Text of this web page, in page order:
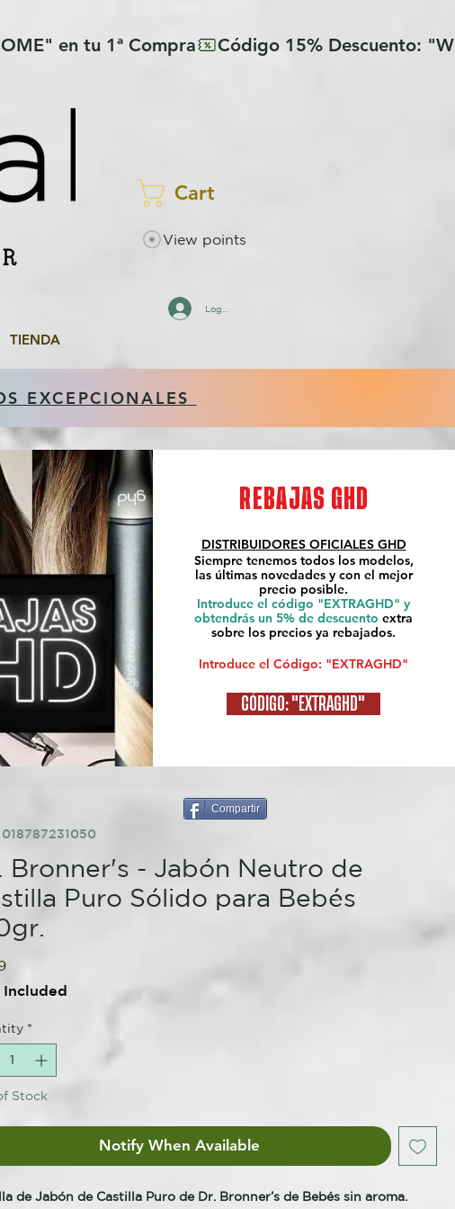
Cart
View points
Log In
TIENDA
EXCEPCIONALES
REBAJAS GHD
DISTRIBUIDORES OFICIALES GHD
Siempre tenemos todos los modelos,
las últimas novedades y con el mejor
precio posible.
Introduce el código "EXTRAGHD" y
obtendrás un 5% de descuento extra
sobre los precios ya rebajados.
Introduce el Código: "EXTRAGHD"
CÓDIGO: "EXTRAGHD"
018787231050
Bronner's - Jabón Neutro de
Puro Sólido para Bebés
Price
Included
*
Stock
Notify When Available
de Jabón de Castilla Puro de Dr. Bronner’s de Bebés sin aroma.
Compartir